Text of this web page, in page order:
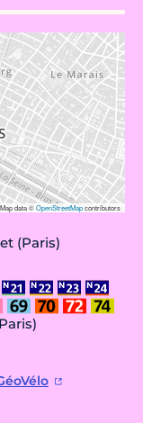
Map data ©OpenStreetMapcontributors
(Paris)